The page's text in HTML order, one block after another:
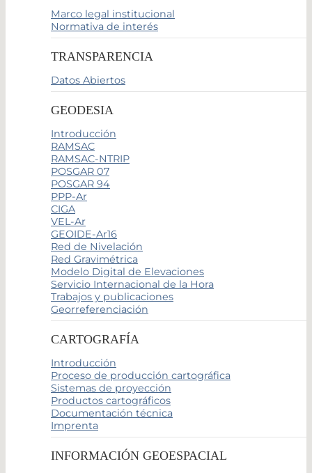
Marco legal institucional
Normativa de interés
TRANSPARENCIA
Datos Abiertos
GEODESIA
Introducción
RAMSAC
RAMSAC-NTRIP
POSGAR 07
POSGAR 94
PPP-Ar
CIGA
VEL-Ar
GEOIDE-Ar16
Red de Nivelación
Red Gravimétrica
Modelo Digital de Elevaciones
Servicio Internacional de la Hora
Trabajos y publicaciones
Georreferenciación
CARTOGRAFÍA
Introducción
Proceso de producción cartográfica
Sistemas de proyección
Productos cartográficos
Documentación técnica
Imprenta
INFORMACIÓN GEOESPACIAL